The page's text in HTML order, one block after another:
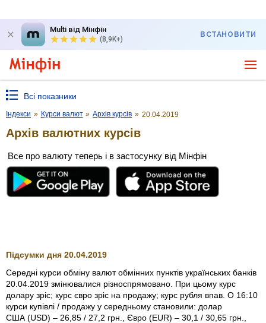
Multi від Мінфін
(8,9K+)
ВСТАНОВИТИ
Всі показники
Індекси » Курси валют » Архів курсів » 20.04.2019
Архів валютних курсів
Все про валюту теперь і в застосунку від Мінфін
Підсумки дня 20.04.2019
Середні курси обміну валют обмінних пунктів українських банків
20.04.2019 змінювалися різноспрямовано. При цьому курс
долару зріс; курс євро зріс на продажу; курс рубля впав. О 16:10
курси купівлі / продажу у середньому становили: долар
США (USD) – 26,85 / 27,2 грн., Євро (EUR) – 30,1 / 30,65 грн.,